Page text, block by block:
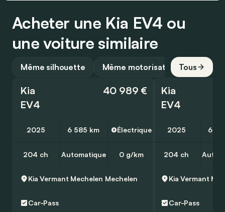
Acheter une Kia EV4 ou
une voiture similaire
Même silhouette Même motorisation Tous
Kia
EV4
40 989 €
2025 6 585 km Électrique
204 ch Automatique 0 g/km
Kia Vermant Mechelen Mechelen
Car-Pass
Kia
EV4
2025 6
204 ch
Kia Vermant
Car-Pass